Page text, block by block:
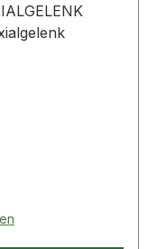
Produkte im Bereich Axialgelenk